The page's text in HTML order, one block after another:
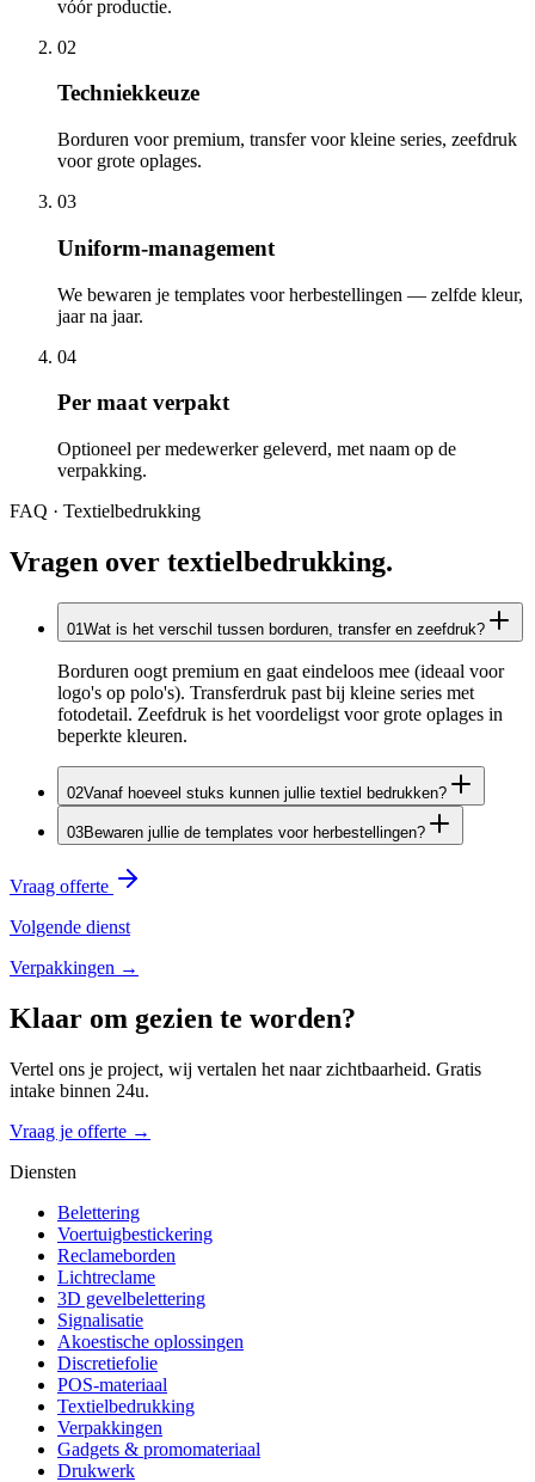
vóór productie.
02
Techniekkeuze
Borduren voor premium, transfer voor kleine series, zeefdruk
voor grote oplages.
03
Uniform-management
We bewaren je templates voor herbestellingen — zelfde kleur,
jaar na jaar.
04
Per maat verpakt
Optioneel per medewerker geleverd, met naam op de
verpakking.
FAQ · Textielbedrukking
Vragen over textielbedrukking.
01 Wat is het verschil tussen borduren, transfer en zeefdruk?
Borduren oogt premium en gaat eindeloos mee (ideaal voor
logo's op polo's). Transferdruk past bij kleine series met
fotodetail. Zeefdruk is het voordeligst voor grote oplages in
beperkte kleuren.
02Vanaf hoeveel stuks kunnen jullie textiel bedrukken?
03Bewaren jullie de templates voor herbestellingen?
Vraag offerte
Volgende dienst
Verpakkingen →
Klaar om gezien te worden?
Vertel ons je project, wij vertalen het naar zichtbaarheid. Gratis
intake binnen 24u.
Vraag je offerte →
Diensten
Belettering
Voertuigbestickering
Reclameborden
Lichtreclame
3D gevelbelettering
Signalisatie
Akoestische oplossingen
Discretiefolie
POS-materiaal
Textielbedrukking
Verpakkingen
Gadgets & promomateriaal
Drukwerk